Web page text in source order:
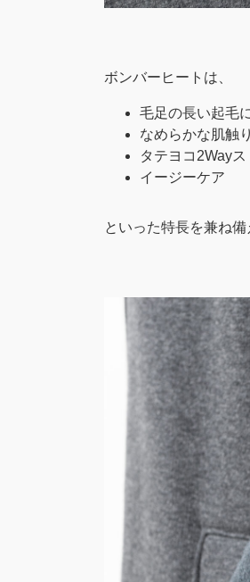
ボンバーヒートは、
毛足の長い起毛
なめらかな肌触り
タテヨコ2Way
イージーケア
といった特長を兼ね